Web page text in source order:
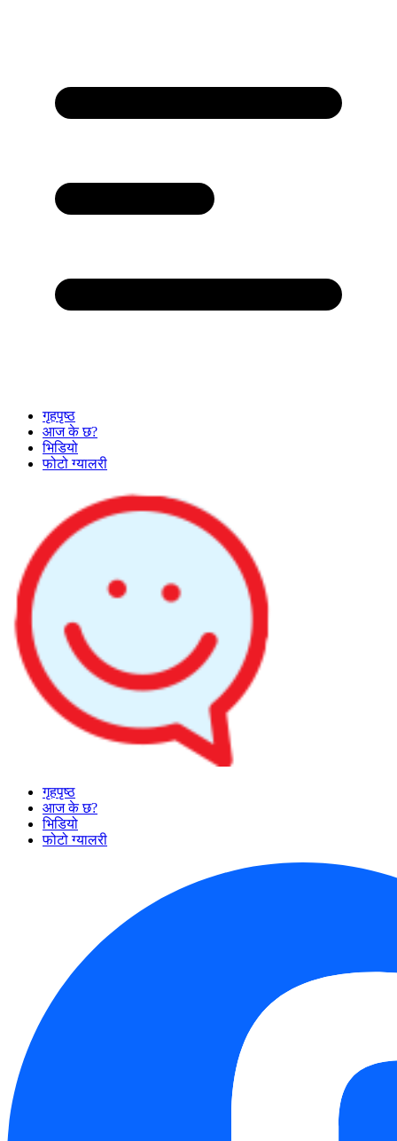
गृहपृष्ठ
आज के छ?
भिडियो
फोटो ग्यालरी
गृहपृष्ठ
आज के छ?
भिडियो
फोटो ग्यालरी